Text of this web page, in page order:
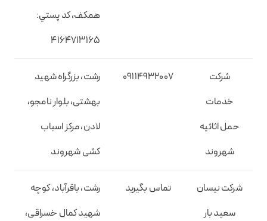
همکف، کد پستي:
4164713165
شرکت
خدمات
حمل اثاثیه
شهروند
09114932007
رشت، بزرگراه شهید
بهشتی، بلوار نامجو،
لادن، مرکز اسباب
کشی شهروند
شرکت نیسان
سعید بار
تماس بگیرید
رشت، باقرآباد، کوچه
شهید کمال خسراقی،